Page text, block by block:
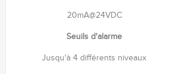
20mA@24VDC
Seuils d'alarme
Jusqu'à 4 différents niveaux